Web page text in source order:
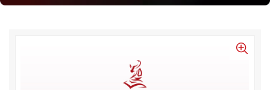
Pусский العربية